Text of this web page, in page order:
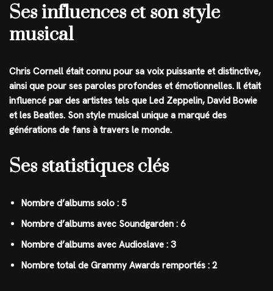
Ses influences et son style
musical
Chris Cornell était connu pour sa voix puissante et distinctive,
ainsi que pour ses paroles profondes et émotionnelles. Il était
influencé par des artistes tels que Led Zeppelin, David Bowie
et les Beatles. Son style musical unique a marqué des
générations de fans à travers le monde.
Ses statistiques clés
Nombre d’albums solo : 5
Nombre d’albums avec Soundgarden : 6
Nombre d’albums avec Audioslave : 3
Nombre total de Grammy Awards remportés : 2